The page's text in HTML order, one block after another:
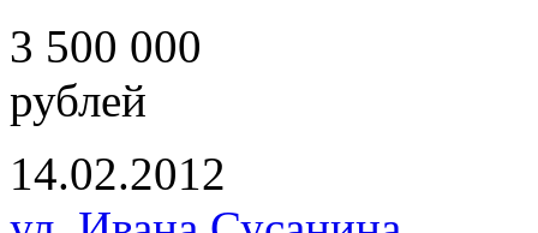
3 500 000
рублей
14.02.2012